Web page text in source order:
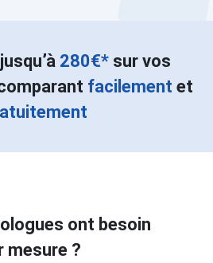
jusqu’à 280€*sur vos
facilement et
ont besoin
mesure ?